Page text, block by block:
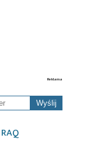
Wyślij
RAQ